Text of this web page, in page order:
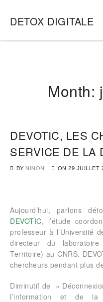
DETOX DIGITALE
Month:
DEVOTIC, LES
SERVICE DE LA
BY NINON ON 29 JUILLET
Aujourd’hui, parlons
DEVOTIC, l’étude
professeur à l’Université
directeur du laboratoire
Territoire) au CNRS.
chercheurs pendant plus
Diminutif de «
l’information et de la